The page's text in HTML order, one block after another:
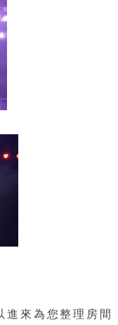
進來為您整理房間